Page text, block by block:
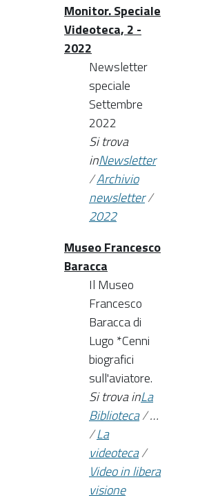
Monitor. Speciale
Videoteca, 2 -
2022
Newsletter
speciale
Settembre
2022
Si trova
inNewsletter
/Archivio
newsletter/
2022
Museo Francesco
Baracca
Il Museo
Francesco
Baracca di
Lugo *Cenni
biografici
sull'aviatore.
Si trova inLa
Biblioteca/…
/La
videoteca/
Video in libera
visione